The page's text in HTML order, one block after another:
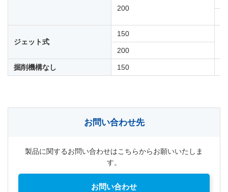
200
ジェット式
150
200
掘削機構なし 150
お問い合わせ先
製品に関するお問い合わせはこちらからお願いいたしま
す。
お問い合わせ